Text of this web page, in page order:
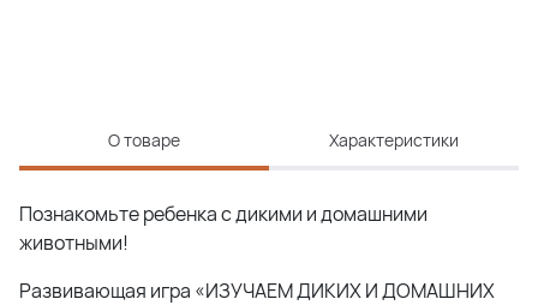
О товаре Характеристики
Познакомьте ребенка с дикими и домашними
животными!
Развивающая игра «ИЗУЧАЕМ ДИКИХ И ДОМАШНИХ